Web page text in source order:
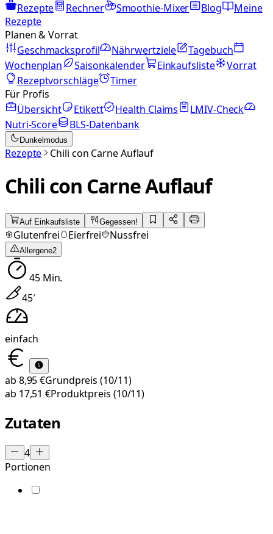
Rezepte
Rechner Smoothie-Mixer Blog
Meine
Rezepte
Planen & Vorrat
Geschmacksprofil
Nährwertziele
Tagebuch
Wochenplan
Saisonkalender Einkaufsliste
Vorrat
Rezeptvorschläge
Timer
Für Profis
Übersicht
Etikett Health Claims
LMIV-Check
Nutri-Score
BLS-Datenbank
Dunkelmodus
Rezepte Chili con Carne Auflauf
Chili con Carne Auflauf
Auf Einkaufsliste Gegessen!
Glutenfrei Eierfrei Nussfrei
Allergene2
45Min.
45′
einfach
ab 8,95 €Grundpreis (10/11)
ab 17,51 €Produktpreis (10/11)
Zutaten
4
Portionen